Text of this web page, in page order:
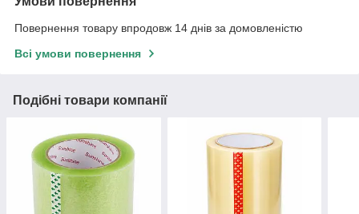
Повернення товару впродовж 14 днів за домовленістю
Всі умови повернення
Подібні товари компанії